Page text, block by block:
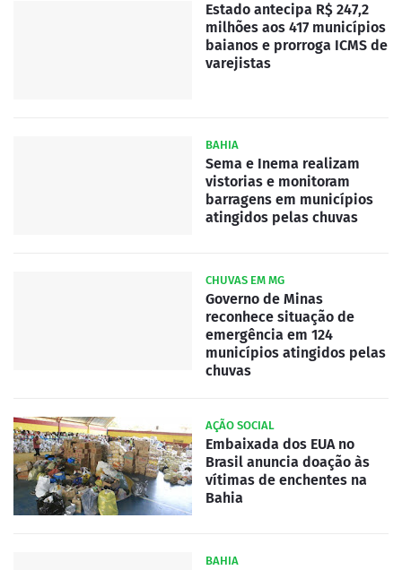
Estado antecipa R$ 247,2
milhões aos 417 municípios
baianos e prorroga ICMS de
varejistas
BAHIA
Sema e Inema realizam
vistorias e monitoram
barragens em municípios
atingidos pelas chuvas
CHUVAS EM MG
Governo de Minas
reconhece situação de
emergência em 124
municípios atingidos pelas
chuvas
AÇÃO SOCIAL
Embaixada dos EUA no
Brasil anuncia doação às
vítimas de enchentes na
Bahia
BAHIA